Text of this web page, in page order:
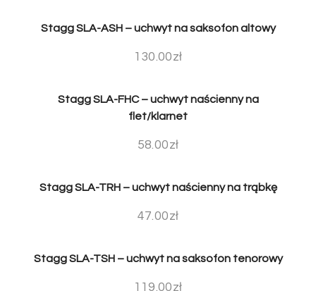
Stagg SLA-ASH – uchwyt na saksofon altowy
130.00zł
Stagg SLA-FHC – uchwyt naścienny na
flet/klarnet
58.00zł
Stagg SLA-TRH – uchwyt naścienny na trąbkę
47.00zł
Stagg SLA-TSH – uchwyt na saksofon tenorowy
119.00zł